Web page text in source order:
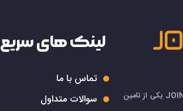
بازرگانی تامهر فردا با برند JOINET یکی از تامین
لینک های سریع
تماس با ما
سوالات متداول